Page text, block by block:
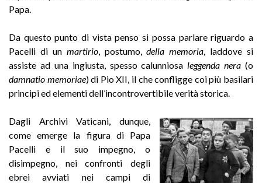
Papa.
Da questo punto di vista penso si possa parlare riguardo a
Pacelli di un martirio, postumo,della memoria , laddove si
assiste ad una ingiusta, spesso calunniosa leggenda nera (o
damnatio memoriae) di Pio XII, il che confligge coi più basilari
principi ed elementi dell’incontrovertibile verità storica.
Dagli Archivi Vaticani, dunque,
come emerge la figura di Papa
Pacelli e il suo impegno, o
disimpegno, nei confronti degli
ebrei avviati nei campi di